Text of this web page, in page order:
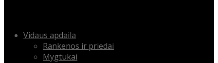
Skip Vidaus apdaila
Rankenos ir priedai
Mygtukai